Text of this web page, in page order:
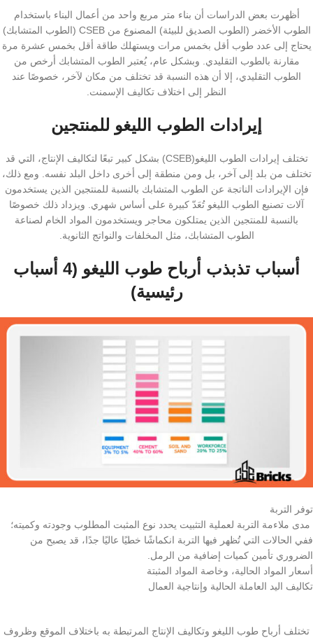
أظهرت بعض الدراسات أن بناء متر مربع واحد من أعمال البناء باستخدام
الطوب الأخضر (الطوب الصديق للبيئة) المصنوع من CSEB (الطوب المتشابك)
يحتاج إلى عدد طوب أقل بخمس مرات ويستهلك طاقة أقل بخمس عشرة مرة
مقارنة بالطوب التقليدي. وبشكل عام، يُعتبر الطوب المتشابك أرخص من
الطوب التقليدي، إلا أن هذه النسبة قد تختلف من مكان لآخر، خصوصًا عند
النظر إلى اختلاف تكاليف الإسمنت.
إيرادات الطوب اللیغو للمنتجين
تختلف إيرادات الطوب اللیغو(CSEB) بشكل كبير تبعًا لتكاليف الإنتاج، التي قد
تختلف من بلد إلى آخر، بل ومن منطقة إلى أخرى داخل البلد نفسه. ومع ذلك،
فإن الإيرادات الناتجة عن الطوب المتشابك بالنسبة للمنتجين الذين يستخدمون
آلات تصنيع الطوب اللیغو تُعَدّ كبيرة على أساس شهري. ويزداد ذلك خصوصًا
بالنسبة للمنتجين الذين يمتلكون محاجر ويستخدمون المواد الخام لصناعة
الطوب المتشابك، مثل المخلفات والنواتج الثانوية.
أسباب تذبذب أرباح طوب الليغو (4 أسباب
رئيسية)
توفر التربة
مدى ملاءمة التربة لعملية التثبيت يحدد نوع المثبت المطلوب وجودته وكميته؛
ففي الحالات التي تُظهر فيها التربة انكماشًا خطيًا عاليًا جدًا، قد يصبح من
الضروري تأمين كميات إضافية من الرمل.
أسعار المواد الحالية، وخاصة المواد المثبتة
تكاليف اليد العاملة الحالية وإنتاجية العمال
تختلف أرباح طوب الليغو وتكاليف الإنتاج المرتبطة به باختلاف الموقع وظروف